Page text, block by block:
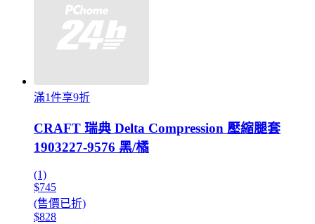
滿1件享9折
CRAFT 瑞典 Delta Compression 壓縮腿套
1903227-9576 黑/橘
(1)
$745
(售價已折)
$828